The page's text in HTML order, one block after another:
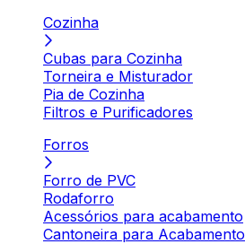
Cozinha
Cubas para Cozinha
Torneira e Misturador
Pia de Cozinha
Filtros e Purificadores
Forros
Forro de PVC
Rodaforro
Acessórios para acabamento
Cantoneira para Acabamento